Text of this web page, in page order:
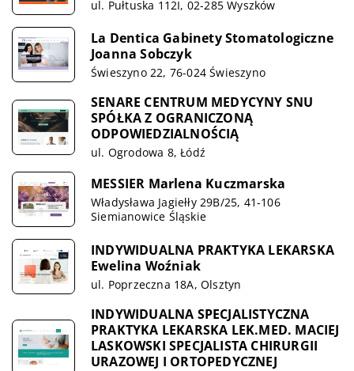
ul. Pułtuska 112I, 02-285 Wyszków
La Dentica Gabinety Stomatologiczne
Joanna Sobczyk
Świeszyno 22, 76-024 Świeszyno
SENARE CENTRUM MEDYCYNY SNU
SPÓŁKA Z OGRANICZONĄ
ODPOWIEDZIALNOŚCIĄ
ul. Ogrodowa 8, Łódź
MESSIER Marlena Kuczmarska
Władysława Jagiełły 29B/25, 41-106
Siemianowice Śląskie
INDYWIDUALNA PRAKTYKA LEKARSKA
Ewelina Woźniak
ul. Poprzeczna 18A, Olsztyn
INDYWIDUALNA SPECJALISTYCZNA
PRAKTYKA LEKARSKA LEK.MED. MACIEJ
LASKOWSKI SPECJALISTA CHIRURGII
URAZOWEJ I ORTOPEDYCZNEJ